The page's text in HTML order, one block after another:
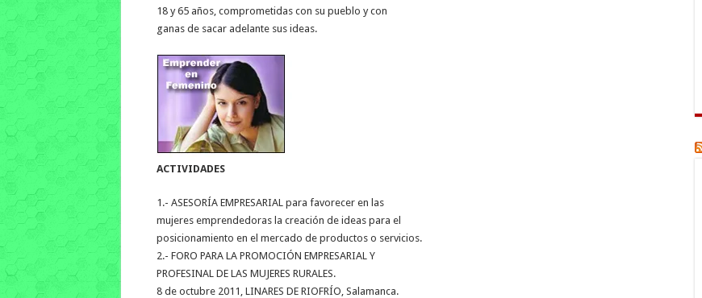
18 y 65 años, comprometidas con su pueblo y con
ganas de sacar adelante sus ideas.
ACTIVIDADES
1.- ASESORÍA EMPRESARIAL para favorecer en las
mujeres emprendedoras la creación de ideas para el
posicionamiento en el mercado de productos o servicios.
2.- FORO PARA LA PROMOCIÓN EMPRESARIAL Y
PROFESINAL DE LAS MUJERES RURALES.
8 de octubre 2011, LINARES DE RIOFRÍO, Salamanca.